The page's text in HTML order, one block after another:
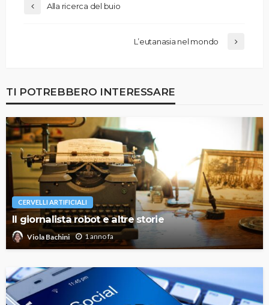
Alla ricerca del buio
L’eutanasia nel mondo
TI POTREBBERO INTERESSARE
CERVELLI ARTIFICIALI
Il giornalista robot e altre storie
Viola Bachini 1 anno fa